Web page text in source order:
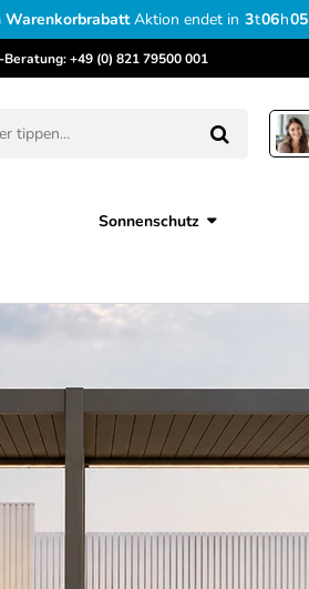
WarenkorbrabattAktion endet in 3t06h04
Beratung:+49 (0) 821 79500 001
Sonnenschutz